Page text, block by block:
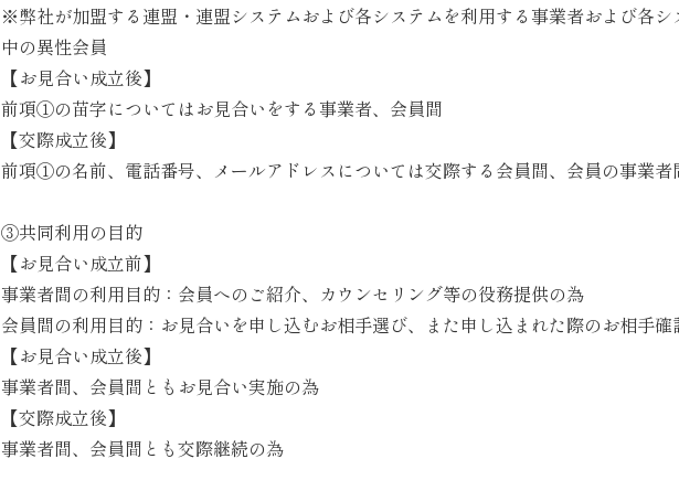
※弊社が加盟する連盟・連盟システムおよび各システムを利用する事業者および各
中の異性会員
【お見合い成立後】
前項①の苗字についてはお見合いをする事業者、会員間
【交際成立後】
前項①の名前、電話番号、メールアドレスについては交際する会員間、会員の事業者
③共同利用の目的
【お見合い成立前】
事業者間の利用目的：会員へのご紹介、カウンセリング等の役務提供の為
会員間の利用目的：お見合いを申し込むお相手選び、また申し込まれた際のお相手確
【お見合い成立後】
事業者間、会員間ともお見合い実施の為
【交際成立後】
事業者間、会員間とも交際継続の為